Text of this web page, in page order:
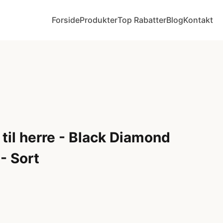
ForsideProdukterTop RabatterBlogKontakt
herre - Black Diamond
Sort